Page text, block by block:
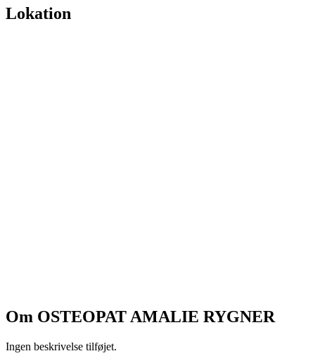
Lokation
Om OSTEOPAT AMALIE RYGNER
Ingen beskrivelse tilføjet.